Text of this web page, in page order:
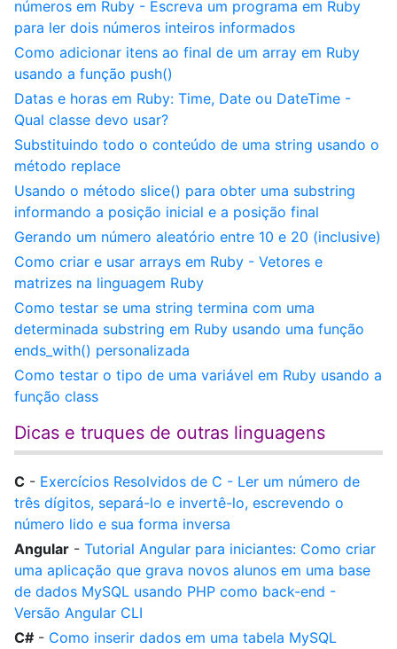
números em Ruby - Escreva um programa em Ruby
para ler dois números inteiros informados
Como adicionar itens ao final de um array em Ruby
usando a função push()
Datas e horas em Ruby: Time, Date ou DateTime -
Qual classe devo usar?
Substituindo todo o conteúdo de uma string usando o
método replace
Usando o método slice() para obter uma substring
informando a posição inicial e a posição final
Gerando um número aleatório entre 10 e 20 (inclusive)
Como criar e usar arrays em Ruby - Vetores e
matrizes na linguagem Ruby
Como testar se uma string termina com uma
determinada substring em Ruby usando uma função
ends_with() personalizada
Como testar o tipo de uma variável em Ruby usando a
função class
Dicas e truques de outras linguagens
C - Exercícios Resolvidos de C - Ler um número de
três dígitos, separá-lo e invertê-lo, escrevendo o
número lido e sua forma inversa
Angular - Tutorial Angular para iniciantes: Como criar
uma aplicação que grava novos alunos em uma base
de dados MySQL usando PHP como back-end -
Versão Angular CLI
C# - Como inserir dados em uma tabela MySQL